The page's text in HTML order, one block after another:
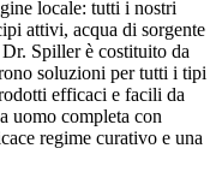
locale: tutti i nostri
attivi, acqua di sorgente
Spiller è costituito da
soluzioni per tutti i tipi
efficaci e facili da
uomo completa con
regime curativo e una